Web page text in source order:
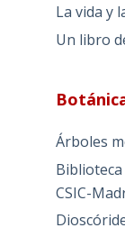
La vida y
Un libro
Árboles
CSIC-